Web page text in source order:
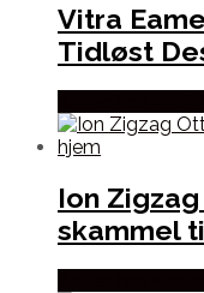
Vitra
Tidløst
Ion
skammel